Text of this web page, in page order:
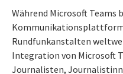
Während Microsoft Teams
Rundfunkanstalten
Integration von Microsoft
Journalisten,